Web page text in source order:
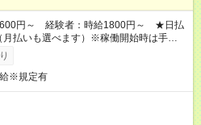
円～ 経験者：時給1800円～ ★日払
払いも選べます）※稼働開始時は手続き
ります。
※規定有